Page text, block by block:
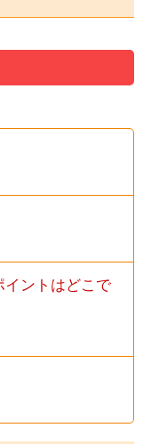
イントはどこで